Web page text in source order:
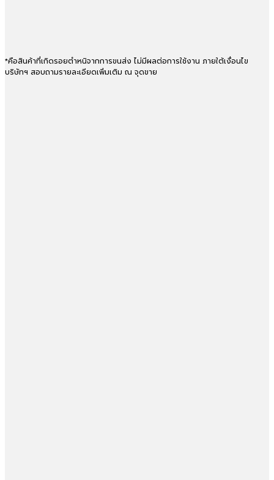
*คือสินค้าที่เกิดรอยตำหนิจากการขนส่ง ไม่มีผลต่อการใช้งาน ภายใต้เงื่อนไข
บริษัทฯ สอบถามรายละเอียดเพิ่มเติม ณ จุดขาย